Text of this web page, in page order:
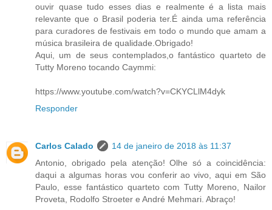
ouvir quase tudo esses dias e realmente é a lista mais
relevante que o Brasil poderia ter.É ainda uma referência
para curadores de festivais em todo o mundo que amam a
música brasileira de qualidade.Obrigado!
Aqui, um de seus contemplados,o fantástico quarteto de
Tutty Moreno tocando Caymmi:
https://www.youtube.com/watch?v=CKYCLlM4dyk
Responder
Carlos Calado
14 de janeiro de 2018 às 11:37
Antonio, obrigado pela atenção! Olhe só a coincidência:
daqui a algumas horas vou conferir ao vivo, aqui em São
Paulo, esse fantástico quarteto com Tutty Moreno, Nailor
Proveta, Rodolfo Stroeter e André Mehmari. Abraço!